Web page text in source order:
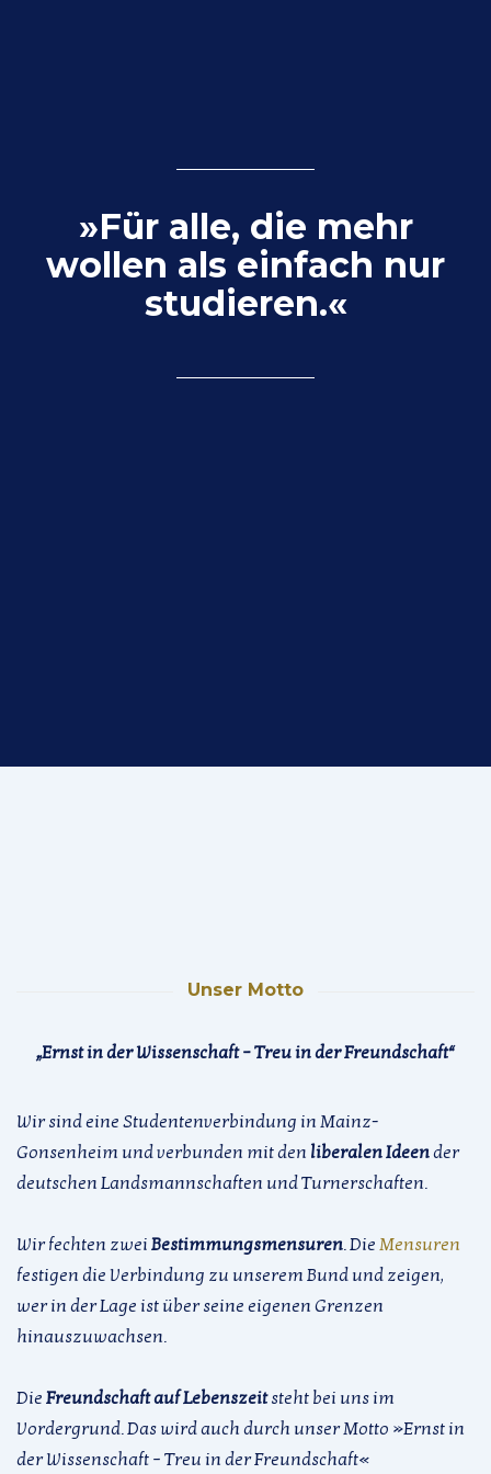
»Für alle, die mehr
wollen als einfach nur
studieren.«
Unser Motto
„Ernst in der Wissenschaft – Treu in der Freundschaft“
Wir sind eine Studentenverbindung in Mainz-
Gonsenheim und verbunden mit den liberalen Ideender
deutschen Landsmannschaften und Turnerschaften.
Wir fechten zwei Bestimmungsmensuren. Die Mensuren
festigen die Verbindung zu unserem Bund und zeigen,
wer in der Lage ist über seine eigenen Grenzen
hinauszuwachsen.
Die Freundschaft auf Lebenszeitsteht bei uns im
Vordergrund. Das wird auch durch unser Motto »Ernst in
der Wissenschaft – Treu in der Freundschaft«